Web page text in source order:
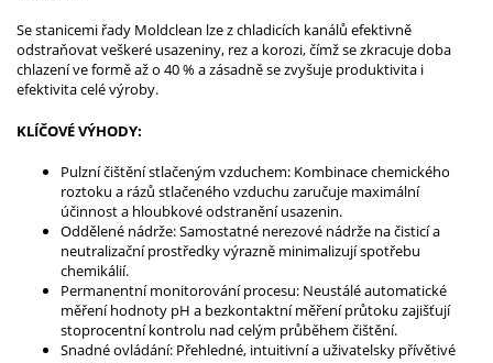
Se stanicemi řady Moldclean lze z chladicích kanálů efektivně
odstraňovat veškeré usazeniny, rez a korozi, čímž se zkracuje doba
chlazení ve formě až o 40 % a zásadně se zvyšuje produktivita i
efektivita celé výroby.
KLÍČOVÉ VÝHODY:
Pulzní čištění stlačeným vzduchem: Kombinace chemického
roztoku a rázů stlačeného vzduchu zaručuje maximální
účinnost a hloubkové odstranění usazenin.
Oddělené nádrže: Samostatné nerezové nádrže na čisticí a
neutralizační prostředky výrazně minimalizují spotřebu
chemikálií.
Permanentní monitorování procesu: Neustálé automatické
měření hodnoty pH a bezkontaktní měření průtoku zajišťují
stoprocentní kontrolu nad celým průběhem čištění.
Snadné ovládání: Přehledné, intuitivní a uživatelsky přívětivé